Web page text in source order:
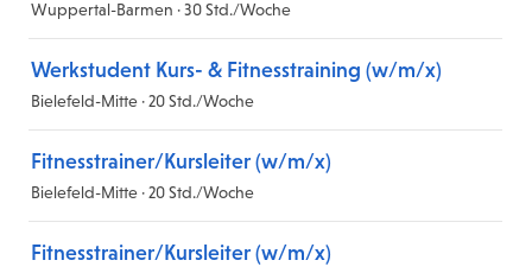
Wuppertal-Barmen · 30 Std./Woche
Werkstudent Kurs- & Fitnesstraining (w/m/x)
Bielefeld-Mitte · 20 Std./Woche
Fitnesstrainer/Kursleiter (w/m/x)
Bielefeld-Mitte · 20 Std./Woche
Fitnesstrainer/Kursleiter (w/m/x)